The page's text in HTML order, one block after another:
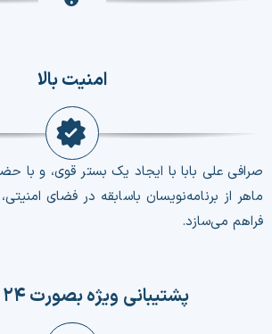
امنیت بالا
صرافی علی بابا با ایجاد یک بستر قوی، و با
ماهر از برنامه‌نویسان باسابقه در فضای
فراهم می‌سازد.
پشتیبانی ویژه بصورت ۲۴ ساعته